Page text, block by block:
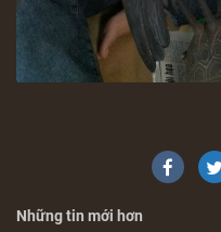
Những tin mới hơn